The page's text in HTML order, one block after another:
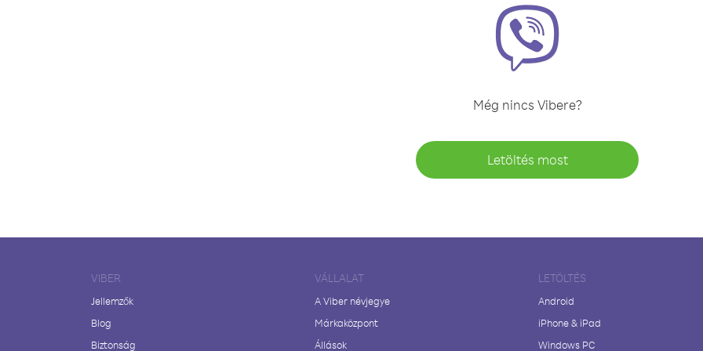
Még nincs Vibere?
Letöltés most
VIBER
Jellemzők
Blog
Biztonság
VÁLLALAT
A Viber névjegye
Márkaközpont
Állások
LETÖLTÉS
Android
iPhone & iPad
Windows PC